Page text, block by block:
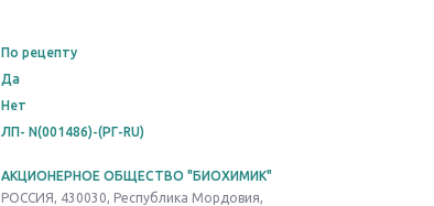
По рецепту
Да
Нет
ЛП- N(001486)-(РГ-RU)
АКЦИОНЕРНОЕ ОБЩЕСТВО "БИОХИМИК"
РОССИЯ, 430030, Республика Мордовия,